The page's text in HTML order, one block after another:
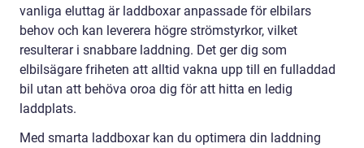
vanliga eluttag är laddboxar anpassade för elbilars
behov och kan leverera högre strömstyrkor, vilket
resulterar i snabbare laddning. Det ger dig som
elbilsägare friheten att alltid vakna upp till en fulladdad
bil utan att behöva oroa dig för att hitta en ledig
laddplats.
Med smarta laddboxar kan du optimera din laddning